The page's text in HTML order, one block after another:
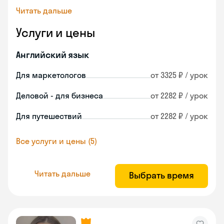
Читать дальше
Услуги и цены
Английский язык
Для маркетологов от 3325 ₽ / урок
Деловой - для бизнеса от 2282 ₽ / урок
Для путешествий от 2282 ₽ / урок
Все услуги и цены (5)
Читать дальше Выбрать время